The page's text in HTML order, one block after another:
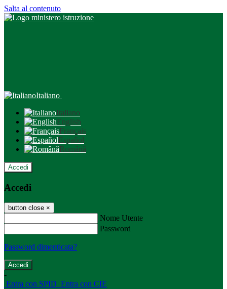
Salta al contenuto
Italiano
Italiano
English
Français
Español
Română
Accedi
Accedi
button close ×
Nome Utente
Password
Password dimenticata?
-
Entra con SPID Entra con CIE